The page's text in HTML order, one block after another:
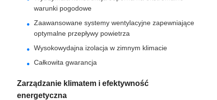
warunki pogodowe
Zaawansowane systemy wentylacyjne zapewniające
optymalne przepływy powietrza
Wysokowydajna izolacja w zimnym klimacie
Całkowita gwarancja
Zarządzanie klimatem i efektywność
energetyczna